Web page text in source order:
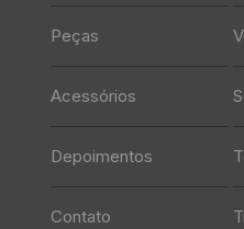
Peças
Acessórios
Depoimentos
Contato